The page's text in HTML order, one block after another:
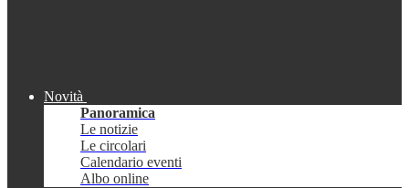
Novità
Panoramica
Le notizie
Le circolari
Calendario eventi
Albo online